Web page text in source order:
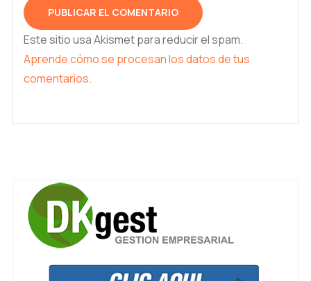
Este sitio usa Akismet para reducir el spam.
Aprende cómo se procesan los datos de tus
comentarios.